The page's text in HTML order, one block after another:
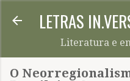
Pular para o
LETRAS
Literatura e
O